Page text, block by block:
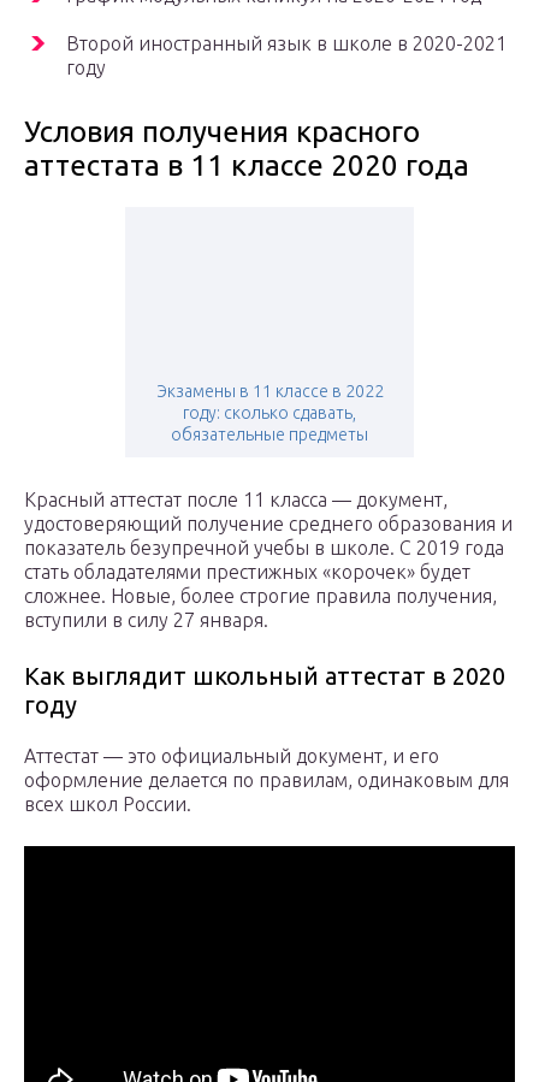
Второй иностранный язык в школе в 2020-2021
году
Условия получения красного
аттестата в 11 классе 2020 года
Экзамены в 11 классе в 2022
году: сколько сдавать,
обязательные предметы
Красный аттестат после 11 класса — документ,
удостоверяющий получение среднего образования и
показатель безупречной учебы в школе. С 2019 года
стать обладателями престижных «корочек» будет
сложнее. Новые, более строгие правила получения,
вступили в силу 27 января.
Как выглядит школьный аттестат в 2020
году
Аттестат — это официальный документ, и его
оформление делается по правилам, одинаковым для
всех школ России.